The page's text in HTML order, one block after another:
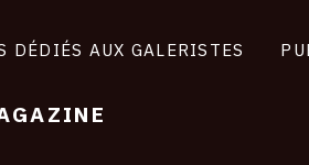
DÉDIÉS AUX GALERISTES